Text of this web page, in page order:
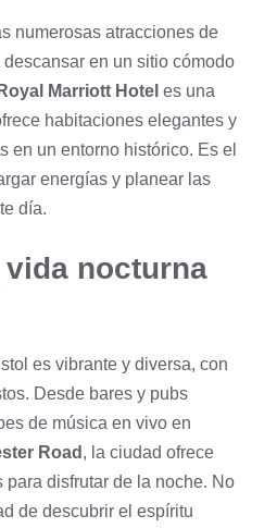
numerosas atracciones de
en un sitio cómodo
Marriott Hotel es una
habitaciones elegantes y
en un entorno histórico. Es el
energías y planear las
día.
nocturna
es vibrante y diversa, con
Desde bares y pubs
de música en vivo en
Road , la ciudad ofrece
disfrutar de la noche. No
de descubrir el espíritu